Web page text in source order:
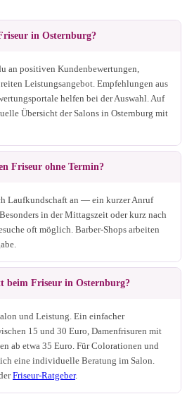
in Osternburg?
an positiven Kundenbewertungen,
Leistungsangebot. Empfehlungen aus
helfen bei der Auswahl. Auf
Übersicht der Salons in Osternburg mit
Friseur ohne Termin?
Laufkundschaft an — ein kurzer Anruf
in der Mittagszeit oder kurz nach
oft möglich. Barber-Shops arbeiten
beim Friseur in Osternburg?
und Leistung. Ein einfacher
15 und 30 Euro, Damenfrisuren mit
ab etwa 35 Euro. Für Colorationen und
eine individuelle Beratung im Salon.
Friseur-Ratgeber.